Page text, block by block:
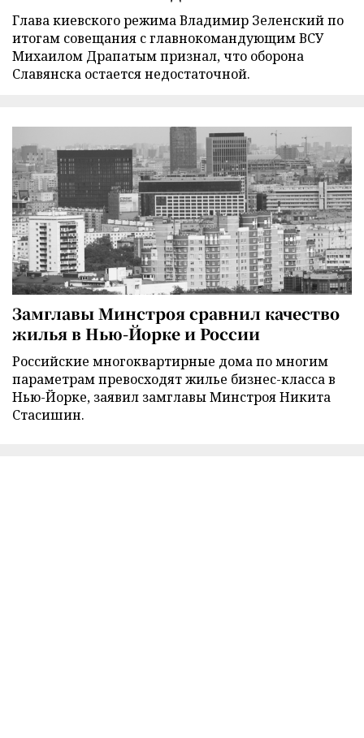
Глава киевского режима Владимир Зеленский по
итогам совещания с главнокомандующим ВСУ
Михаилом Драпатым признал, что оборона
Славянска остается недостаточной.
Замглавы Минстроя сравнил качество
жилья в Нью-Йорке и России
Российские многоквартирные дома по многим
параметрам превосходят жилье бизнес-класса в
Нью-Йорке, заявил замглавы Минстроя Никита
Стасишин.